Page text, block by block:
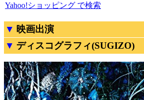
Yahoo!ショッピング で検索
映画出演
ディスコグラフィ(SUGIZO)